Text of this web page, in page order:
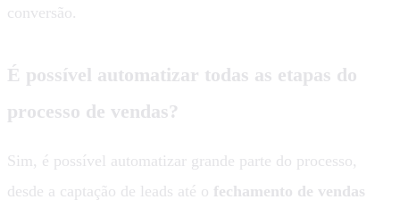
conversão.
É possível automatizar todas as etapas do
processo de vendas?
Sim, é possível automatizar grande parte do processo,
desde a captação de leads até o fechamento de vendas